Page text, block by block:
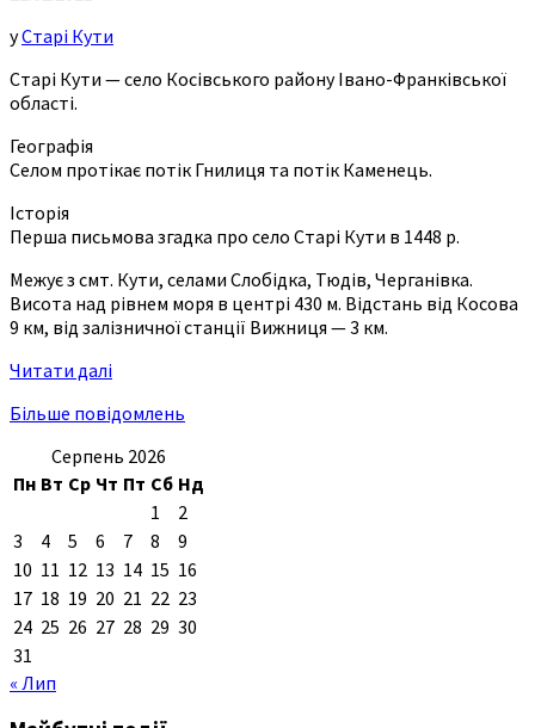
уСтарі Кути
Старі Кути — село Косівського району Івано-Франківської
області.
Географія
Селом протікає потік Гнилиця та потік Каменець.
Історія
Перша письмова згадка про село Старі Кути в 1448 р.
Межує з смт. Кути, селами Слобідка, Тюдів, Черганівка.
Висота над рівнем моря в центрі 430 м. Відстань від Косова
9 км, від залізничної станції Вижниця — 3 км.
Читати далі
Більше повідомлень
Серпень 2026
Пн Вт Ср Чт Пт Сб Нд
1
2
3
4 5 6 7 8
9
10 11 12 13 14 15 16
17 18 19 20 21 22 23
24 25 26 27 28 29 30
31
« Лип